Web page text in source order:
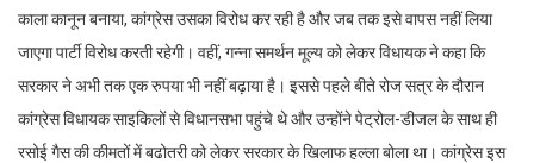
काला कानून बनाया, कांग्रेस उसका विरोध कर रही है और जब तक इसे वापस नहीं लिया
जाएगा पार्टी विरोध करती रहेगी। वहीं, गन्ना समर्थन मूल्य को लेकर विधायक ने कहा कि
सरकार ने अभी तक एक रुपया भी नहीं बढ़ाया है। इससे पहले बीते रोज सत्र के दौरान
कांग्रेस विधायक साइकिलों से विधानसभा पहुंचे थे और उन्होंने पेट्रोल-डीजल के साथ ही
रसोई गैस की कीमतों में बढोतरी को लेकर सरकार के खिलाफ हल्ला बोला था। कांग्रेस इस